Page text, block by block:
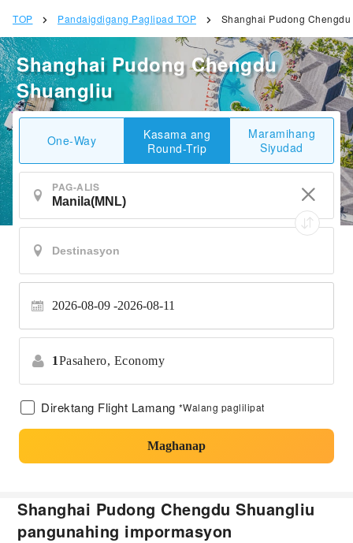
TOP Pandaigdigang Paglipad TOP Shanghai Pudong
Shanghai Pudong Chengdu
Shuangliu
One-Way
Kasama ang
Round-Trip
Maramihang
Siyudad
PAG-ALIS
2026-08-09 2026-08-11
1Pasahero, Economy
Direktang Flight Lamang *Walang paglilipat
Maghanap
Shanghai Pudong Chengdu Shuangliu
pangunahing impormasyon